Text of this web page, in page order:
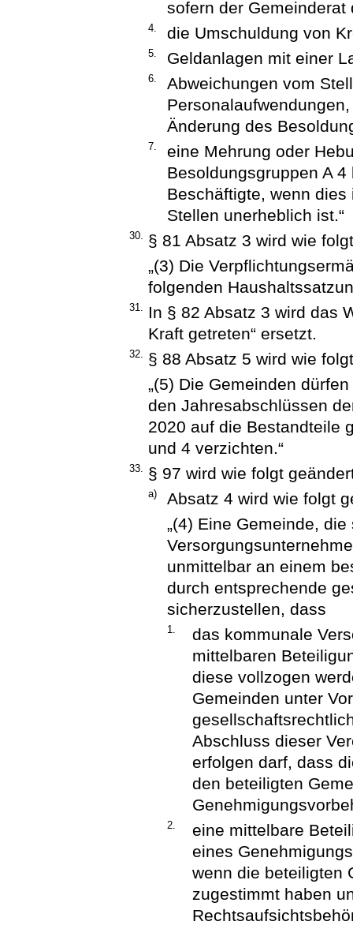
sofern der
4. die Umschuldung von
5. Geldanlagen mit einer
6.
Abweichungen vom
Änderung des
7.
eine Mehrung oder
Besoldungsgruppen A
Beschäftigte, wenn
Stellen unerheblich ist.“
30.
§ 81 Absatz 3 wird wie
„(3) Die
folgenden
31.
In § 82 Absatz 3 wird das
Kraft getreten“ ersetzt.
32.
§ 88 Absatz 5 wird wie
„(5) Die Gemeinden
den Jahresabschlüssen
2020 auf die Bestandteile
und 4 verzichten.“
33. § 97 wird wie folgt
a)
Absatz 4 wird wie folgt
„(4) Eine Gemeinde,
unmittelbar an einem
durch entsprechende
sicherzustellen, dass
1.
das kommunale
mittelbaren
diese vollzogen
Gemeinden unter
Abschluss dieser
erfolgen darf, dass
den beteiligten
2.
eine mittelbare
eines
wenn die beteiligten
zugestimmt haben